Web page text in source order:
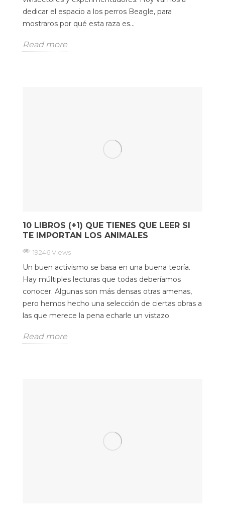
dedicar el espacio a los perros Beagle, para
mostraros por qué esta raza es...
Read more
10 LIBROS (+1) QUE TIENES QUE LEER SI
TE IMPORTAN LOS ANIMALES
19246 Views
Un buen activismo se basa en una buena teoría.
Hay múltiples lecturas que todas deberíamos
conocer. Algunas son más densas otras amenas,
pero hemos hecho una selección de ciertas obras a
las que merece la pena echarle un vistazo.
Read more